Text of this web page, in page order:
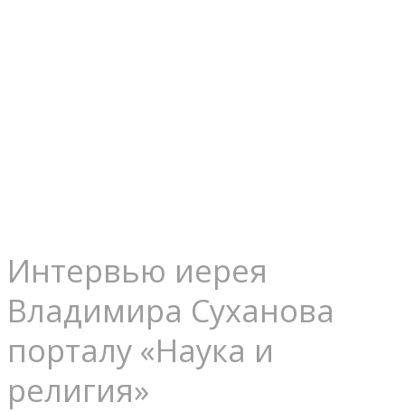
Интервью иерея
Владимира Суханова
порталу «Наука и
религия»